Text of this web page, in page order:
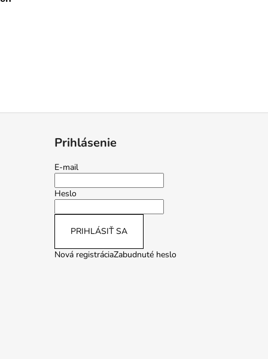
Prihlásenie
E-mail
Heslo
PRIHLÁSIŤ SA
Nová registráciaZabudnuté heslo